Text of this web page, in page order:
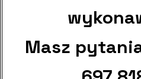
Masz